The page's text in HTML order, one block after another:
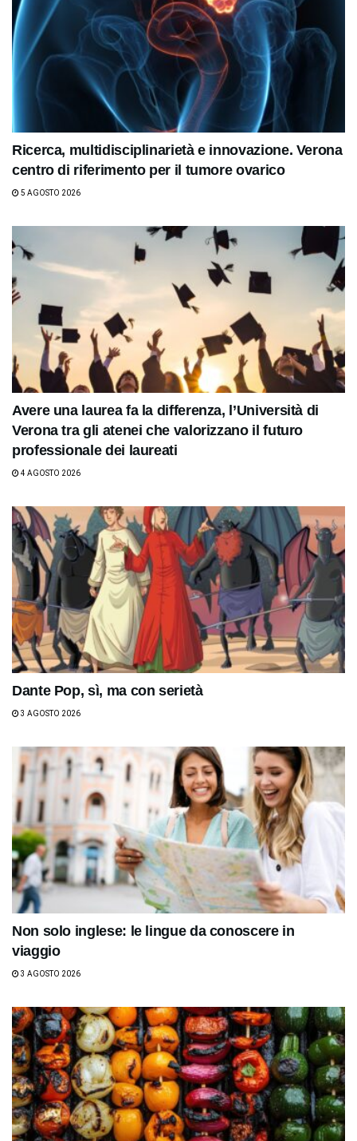
Ricerca, multidisciplinarietà e innovazione. Verona
centro di riferimento per il tumore ovarico
5 AGOSTO 2026
Avere una laurea fa la differenza, l’Università di
Verona tra gli atenei che valorizzano il futuro
professionale dei laureati
4 AGOSTO 2026
Dante Pop, sì, ma con serietà
3 AGOSTO 2026
Non solo inglese: le lingue da conoscere in
viaggio
3 AGOSTO 2026